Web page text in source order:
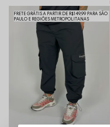
FRETE GRÁTIS A PARTIR DE R$149,99 PARA SÃO
PAULO E REGIÕES METROPOLITANAS